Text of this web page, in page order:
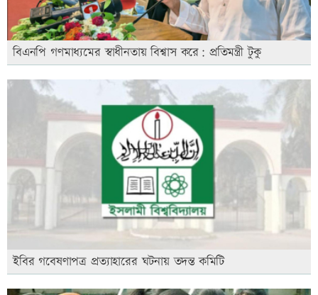
বিএনপি গণমাধ্যমের স্বাধীনতায় বিশ্বাস করে: প্রতিমন্ত্রী টুকু
ইবির গবেষণাপত্র প্রত্যাহারের ঘটনায় তদন্ত কমিটি